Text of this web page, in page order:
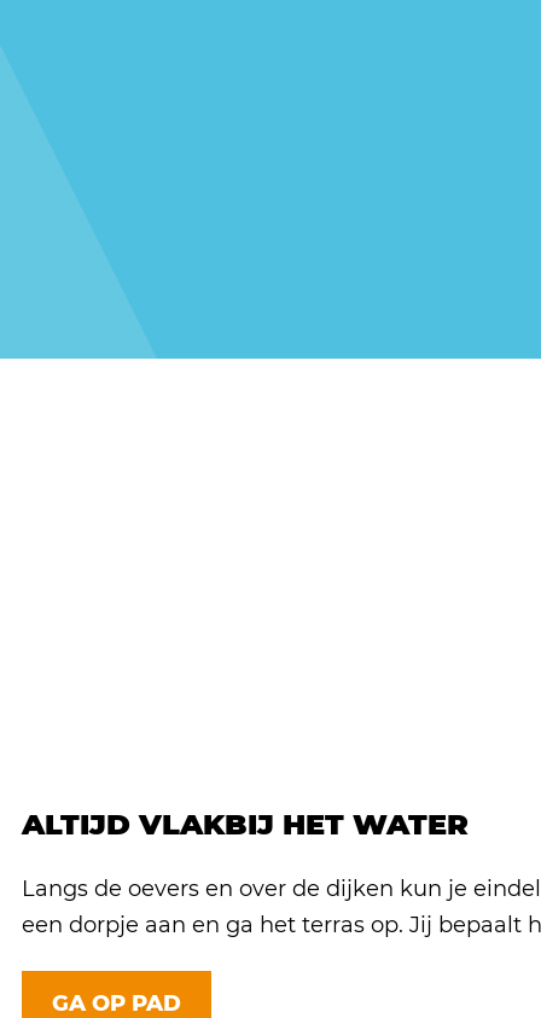
ALTIJD VLAKBIJ HET WATER
Langs de oevers en over de dijken kun je
een dorpje aan en ga het terras op. Jij bepaalt
GA OP PAD